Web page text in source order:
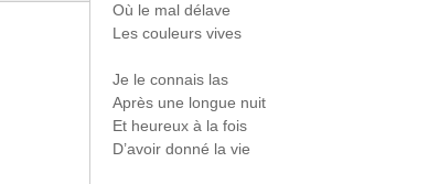
Où le mal délave
Les couleurs vives
Je le connais las
Après une longue nuit
Et heureux à la fois
D’avoir donné la vie